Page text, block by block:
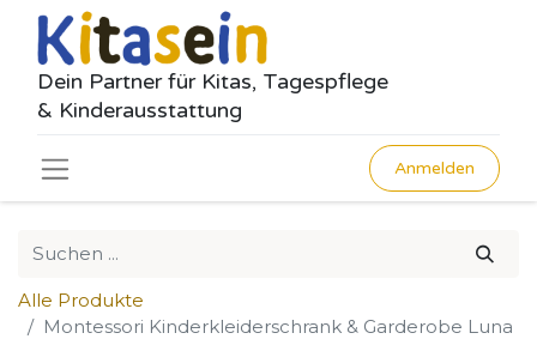
Dein Partner für Kitas, Tagespflege
& Kinderausstattung
Anmelden
Alle Produkte
Montessori Kinderkleiderschrank & Garderobe Luna